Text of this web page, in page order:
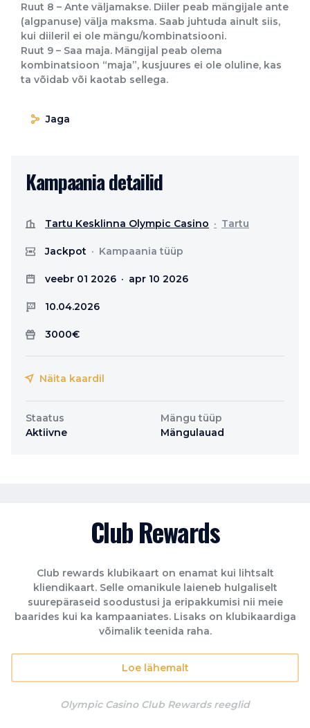
Ruut 8 – Ante väljamakse. Diiler peab mängijale ante
(algpanuse) välja maksma. Saab juhtuda ainult siis,
kui diileril ei ole mängu/kombinatsiooni.
Ruut 9 – Saa maja. Mängijal peab olema
kombinatsioon “maja”, kusjuures ei ole oluline, kas
ta võidab või kaotab sellega.
Jaga
Kampaania detailid
Tartu Kesklinna Olympic Casino Tartu
Jackpot Kampaania tüüp
veebr 01 2026 apr 10 2026
10.04.2026
3000€
Näita kaardil
Staatus
Aktiivne
Mängu tüüp
Mängulauad
Club Rewards
Club rewards klubikaart on enamat kui lihtsalt
kliendikaart. Selle omanikule laieneb hulgaliselt
suurepäraseid soodustusi ja eripakkumisi nii meie
baarides kui ka kampaaniates. Lisaks on klubikaardiga
võimalik teenida raha.
Loe lähemalt
Olympic Casino Club Rewards reeglid